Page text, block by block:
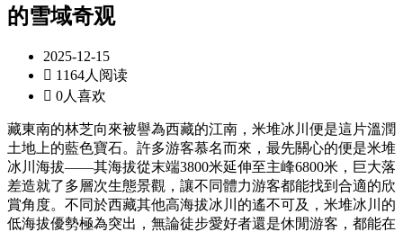
的雪域奇观
2025-12-15
 1164人阅读
 0人喜欢
藏東南的林芝向來被譽為西藏的江南，米堆冰川便是這片溫潤
土地上的藍色寶石。許多游客慕名而來，最先關心的便是米堆
冰川海拔——其海拔從末端3800米延伸至主峰6800米，巨大落
差造就了多層次生態景觀，讓不同體力游客都能找到合適的欣
賞角度。不同於西藏其他高海拔冰川的遙不可及，米堆冰川的
低海拔優勢極為突出，無論徒步愛好者還是休閒游客，都能在